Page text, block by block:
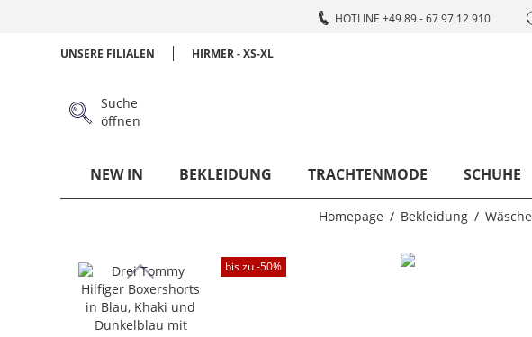
HOTLINE +49 89 - 67 97 12 910
UNSERE FILIALEN HIRMER - XS-XL
Suche
öffnen
NEW IN BEKLEIDUNG TRACHTENMODE SCHUHE
Homepage Bekleidung Wäsche
bis zu -50%